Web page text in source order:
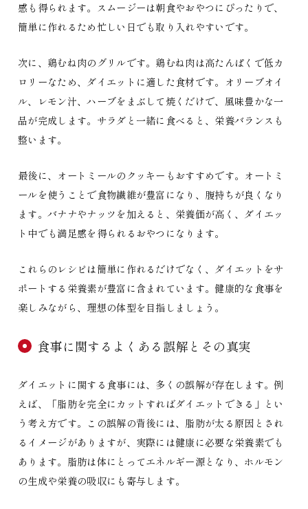
感も得られます。スムージーは朝食やおやつにぴったりで、
簡単に作れるため忙しい日でも取り入れやすいです。
次に、鶏むね肉のグリルです。鶏むね肉は高たんぱくで低カ
ロリーなため、ダイエットに適した食材です。オリーブオイ
ル、レモン汁、ハーブをまぶして焼くだけで、風味豊かな一
品が完成します。サラダと一緒に食べると、栄養バランスも
整います。
最後に、オートミールのクッキーもおすすめです。オートミ
ールを使うことで食物繊維が豊富になり、腹持ちが良くなり
ます。バナナやナッツを加えると、栄養価が高く、ダイエッ
ト中でも満足感を得られるおやつになります。
これらのレシピは簡単に作れるだけでなく、ダイエットをサ
ポートする栄養素が豊富に含まれています。健康的な食事を
楽しみながら、理想の体型を目指しましょう。
食事に関するよくある誤解とその真実
ダイエットに関する食事には、多くの誤解が存在します。例
えば、「脂肪を完全にカットすればダイエットできる」とい
う考え方です。この誤解の背後には、脂肪が太る原因とされ
るイメージがありますが、実際には健康に必要な栄養素でも
あります。脂肪は体にとってエネルギー源となり、ホルモン
の生成や栄養の吸収にも寄与します。